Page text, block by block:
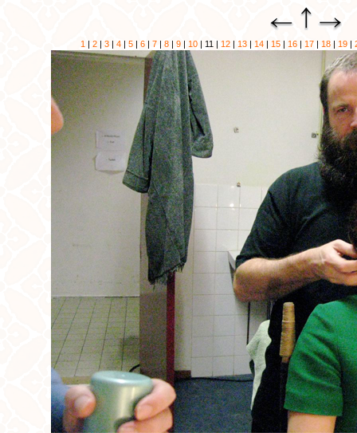
1 | 2 | 3 | 4 | 5 | 6 | 7 | 8 | 9 | 10 | 11 | 12 | 13 | 14 | 15 | 16 | 17 | 18 | 19 |